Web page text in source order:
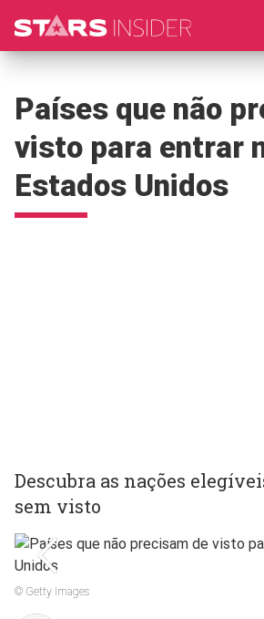
Países que não
visto para entrar
Estados Unidos
Descubra as nações
sem visto
© Getty Images